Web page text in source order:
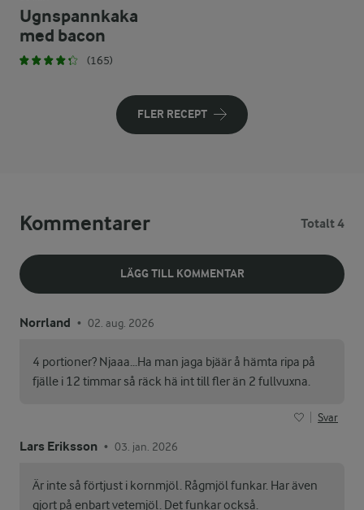
Ugnspannkaka
med bacon
(165)
FLER RECEPT
Kommentarer Totalt 4
LÄGG TILL KOMMENTAR
Norrland • 02. aug. 2026
4 portioner? Njaaa...Ha man jaga bjäär å hämta ripa på
fjälle i 12 timmar så räck hä int till fler än 2 fullvuxna.
Svar
Lars Eriksson • 03. jan. 2026
Är inte så förtjust i kornmjöl. Rågmjöl funkar. Har även
gjort på enbart vetemjöl. Det funkar också.